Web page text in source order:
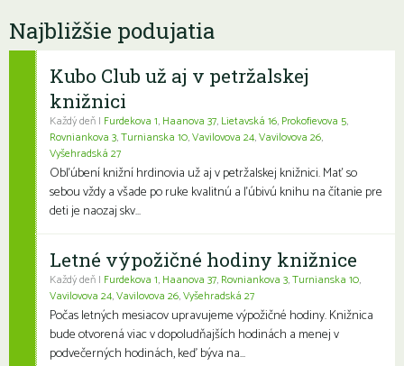
Najbližšie podujatia
Kubo Club už aj v petržalskej
knižnici
Každý deň | Furdekova 1, Haanova 37, Lietavská 16, Prokofievova 5,
Rovniankova 3,Turnianska 10,Vavilovova 24,Vavilovova 26,
Vyšehradská 27
Obľúbení knižní hrdinovia už aj v petržalskej knižnici. Mať so
sebou vždy a všade po ruke kvalitnú a ľúbivú knihu na čítanie pre
deti je naozaj skv...
Letné výpožičné hodiny knižnice
Každý deň | Furdekova 1, Haanova 37, Rovniankova 3,Turnianska 10,
Vavilovova 24,Vavilovova 26,Vyšehradská 27
Počas letných mesiacov upravujeme výpožičné hodiny. Knižnica
bude otvorená viac v dopoludňajších hodinách a menej v
podvečerných hodinách, keď býva na...